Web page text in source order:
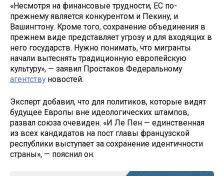
«Несмотря на финансовые трудности, ЕС по-
прежнему является конкурентом и Пекину, и
Вашингтону. Кроме того, сохранение объединения в
прежнем виде представляет угрозу и для входящих в
него государств. Нужно понимать, что мигранты
начали вытеснять традиционную европейскую
культуру», — заявил Простаков Федеральному
агентству новостей.
Эксперт добавил, что для политиков, которые видят
будущее Европы вне идеологических штампов,
развал союза очевиден. «И Ле Пен — единственная
из всех кандидатов на пост главы французской
республики выступает за сохранение идентичности
страны», — пояснил он.